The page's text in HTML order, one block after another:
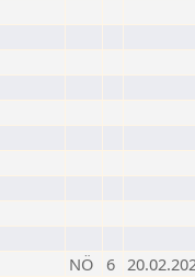
NÖ 6